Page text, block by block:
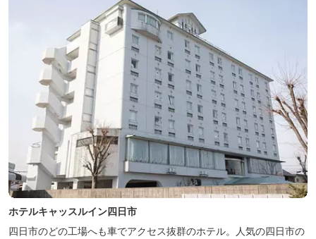
ホテルキャッスルイン四日市
四日市のどの工場へも車でアクセス抜群のホテル。人気の四日市の